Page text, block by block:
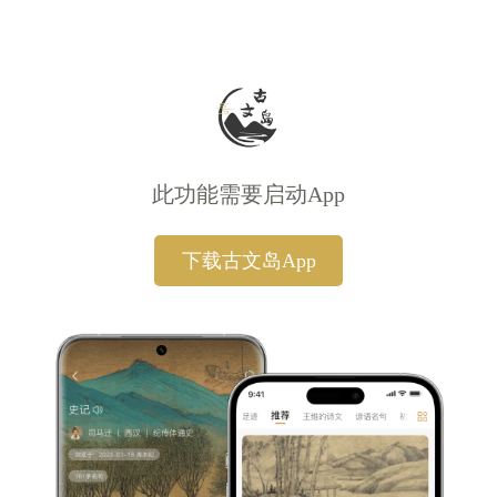
此功能需要启动App
下载古文岛App